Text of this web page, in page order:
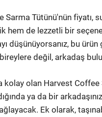
Sarma Tütünü'nün fiyatı,
hem de lezzetli bir
düşünüyorsanız, bu
değil, arkadaş
kolay olan Harvest
ya da bir
Ek olarak,